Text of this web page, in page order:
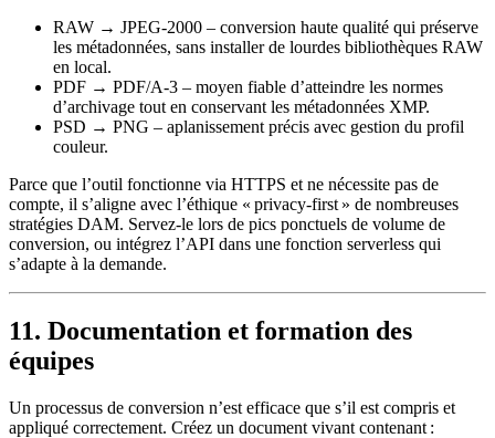
RAW → JPEG‑2000 – conversion haute qualité qui préserve
les métadonnées, sans installer de lourdes bibliothèques RAW
en local.
PDF → PDF/A‑3 – moyen fiable d’atteindre les normes
d’archivage tout en conservant les métadonnées XMP.
PSD → PNG – aplanissement précis avec gestion du profil
couleur.
Parce que l’outil fonctionne via HTTPS et ne nécessite pas de
compte, il s’aligne avec l’éthique « privacy‑first » de nombreuses
stratégies DAM. Servez‑le lors de pics ponctuels de volume de
conversion, ou intégrez l’API dans une fonction serverless qui
s’adapte à la demande.
11. Documentation et formation des
équipes
Un processus de conversion n’est efficace que s’il est compris et
appliqué correctement. Créez un document vivant contenant :